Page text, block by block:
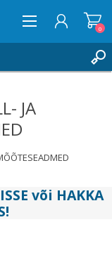
0
JA
või HAKKA
!